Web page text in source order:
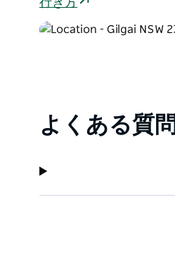
行き方
よくある質問